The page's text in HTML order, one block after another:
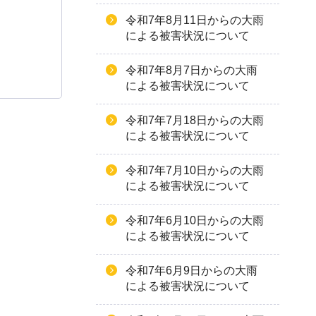
令和7年8月11日からの大雨
による被害状況について
令和7年8月7日からの大雨
による被害状況について
令和7年7月18日からの大雨
による被害状況について
令和7年7月10日からの大雨
による被害状況について
令和7年6月10日からの大雨
による被害状況について
令和7年6月9日からの大雨
による被害状況について